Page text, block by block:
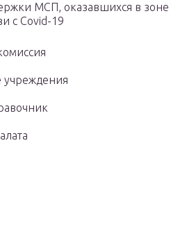
МСП, оказавшихся в зоне
с Covid-19